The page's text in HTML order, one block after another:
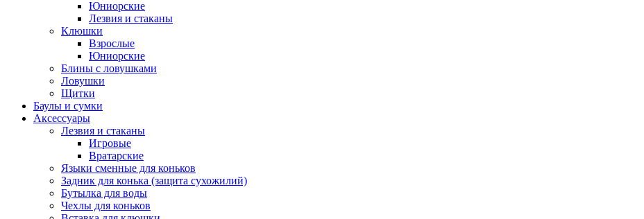
Юниорские
Лезвия и стаканы
Клюшки
Взрослые
Юниорские
Блины с ловушками
Ловушки
Щитки
Баулы и сумки
Аксессуары
Лезвия и стаканы
Игровые
Вратарские
Языки сменные для коньков
Задник для конька (защита сухожилий)
Бутылка для воды
Чехлы для коньков